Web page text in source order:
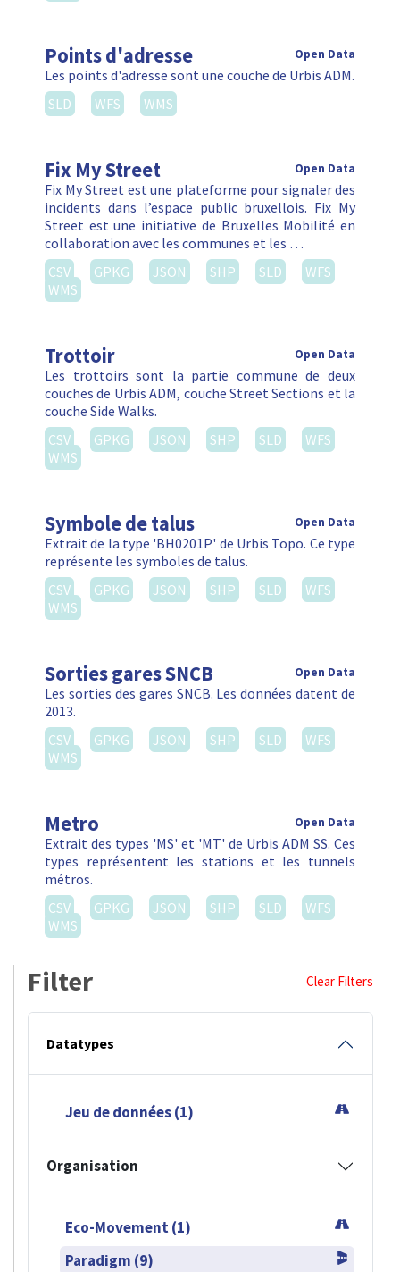
Points d'adresse Open Data
Les points d'adresse sont une couche de Urbis ADM.
SLD
WFS WMS
Fix My Street Open Data
Fix My Street est une plateforme pour signaler des
incidents dans l’espace public bruxellois. Fix My
Street est une initiative de Bruxelles Mobilité en
collaboration avec les communes et les …
CSV
GPKG JSON SHP SLD
WFS
WMS
Trottoir Open Data
Les trottoirs sont la partie commune de deux
couches de Urbis ADM, couche Street Sections et la
couche Side Walks.
CSV
GPKG JSON SHP SLD
WFS
WMS
Symbole de talus Open Data
Extrait de la type 'BH0201P' de Urbis Topo. Ce type
représente les symboles de talus.
CSV
GPKG JSON SHP SLD
WFS
WMS
Sorties gares SNCB Open Data
Les sorties des gares SNCB. Les données datent de
2013.
CSV
GPKG JSON SHP SLD
WFS
WMS
Metro Open Data
Extrait des types 'MS' et 'MT' de Urbis ADM SS. Ces
types représentent les stations et les tunnels
métros.
CSV
GPKG JSON SHP SLD
WFS
WMS
Filter Clear Filters
Datatypes
Jeu de données (1)
Organisation
Eco-Movement (1)
Paradigm (9)